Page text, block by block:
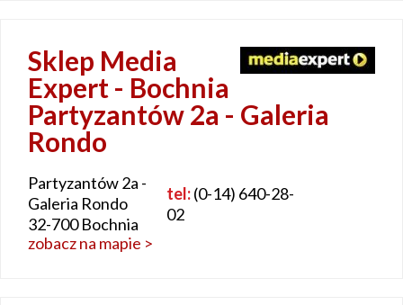
Sklep Media
Expert - Bochnia
Partyzantów 2a - Galeria
Rondo
Partyzantów 2a -
Galeria Rondo
32-700 Bochnia
tel:(0-14) 640-28-
02
zobacz na mapie >